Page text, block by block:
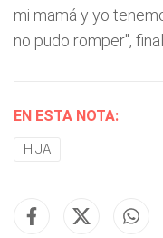
mi mamá y yo
no pudo romper",
EN ESTA NOTA:
HIJA